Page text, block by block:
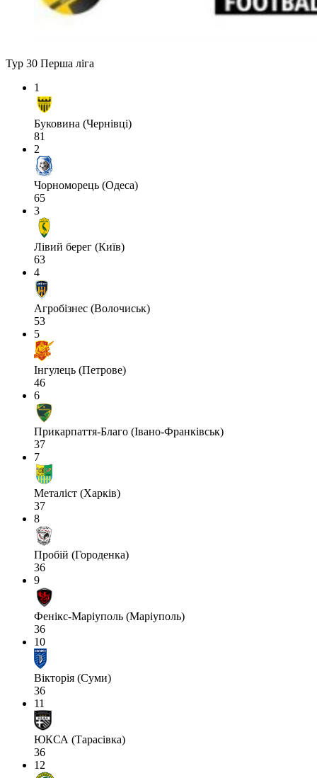
Тур 30 Перша ліга
1
Буковина (Чернівці)
81
2
Чорноморець (Одеса)
65
3
Лівий берег (Київ)
63
4
Агробізнес (Волочиськ)
53
5
Інгулець (Петрове)
46
6
Прикарпаття-Благо (Івано-Франківськ)
37
7
Металіст (Харків)
37
8
Пробій (Городенка)
36
9
Фенікс-Маріуполь (Маріуполь)
36
10
Вікторія (Суми)
36
11
ЮКСА (Тарасівка)
36
12